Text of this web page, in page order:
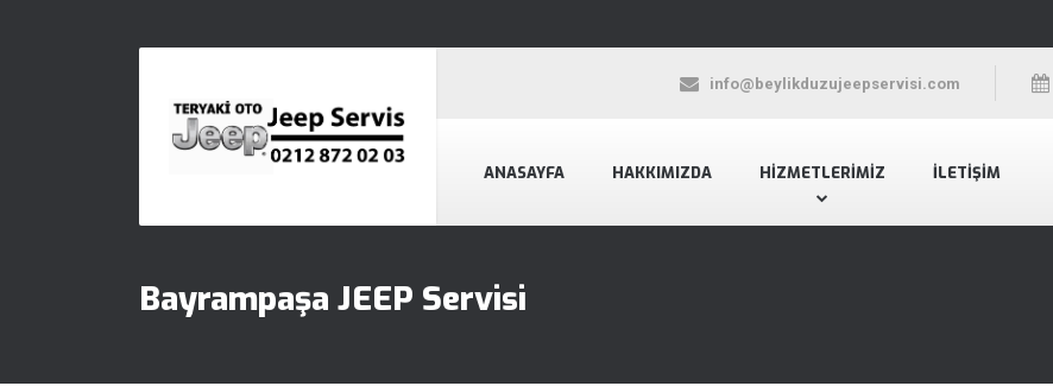
ANASAYFA HAKKIMIZDA HIZMETLERIMIZ İLETIŞIM
info@beylikduzujeepservisi.com
Bayrampaşa JEEP Servisi